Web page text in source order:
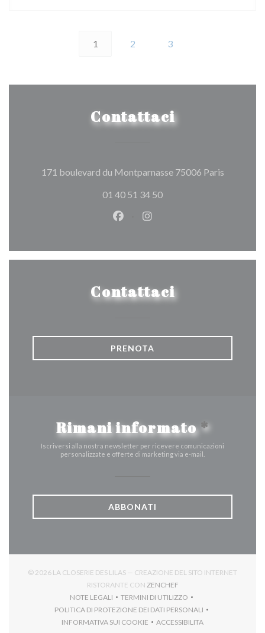
1 2 3
Contattaci
171 boulevard du Montparnasse 75006 Paris((apre
01 40 51 34 50
Facebook ((apre una nuova
Instagram ((apre una
Contattaci
PRENOTA
Rimani informato*
Iscriversi alla nostra newsletter per ricevere comunicazioni
personalizzate e offerte di marketing via e-mail.
ABBONATI
© 2026 LA CLOSERIE DES LILAS — CREAZIONE DEL SITO INTERNET
RISTORANTE CON ZENCHEF((APRE UNA NUOVA
NOTE LEGALI
((APRE UNA NUOVA FINESTRA))
TERMINI DI UTILIZZO
((APRE UNA NUOVA FINESTRA))
POLITICA DI PROTEZIONE DEI DATI PERSONALI
((APRE UNA NUOVA FINESTRA))
INFORMATIVA SUI COOKIE
((APRE UNA NUOVA FINESTRA))
ACCESSIBILITA
((APRE UNA NUOVA